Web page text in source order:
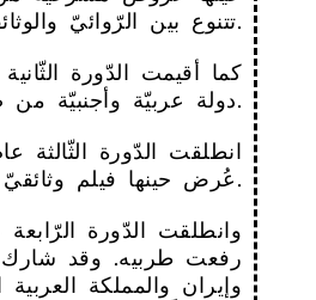
تتنوع بين الرّوائيّ والوثائقيّ والتّحريك من فلسطين ولبنان ومصر والهند وسلطنة عمان.
دولة عربيّة وأجنبيّة من ضمنها العراق والمغرب وتونس وليتوانيا ومصر والأردن والبرازيل وفرنسا وغيرها.
عُرض حينها فيلم وثائقيّ عن حياة أبو عبسي وحمزة.